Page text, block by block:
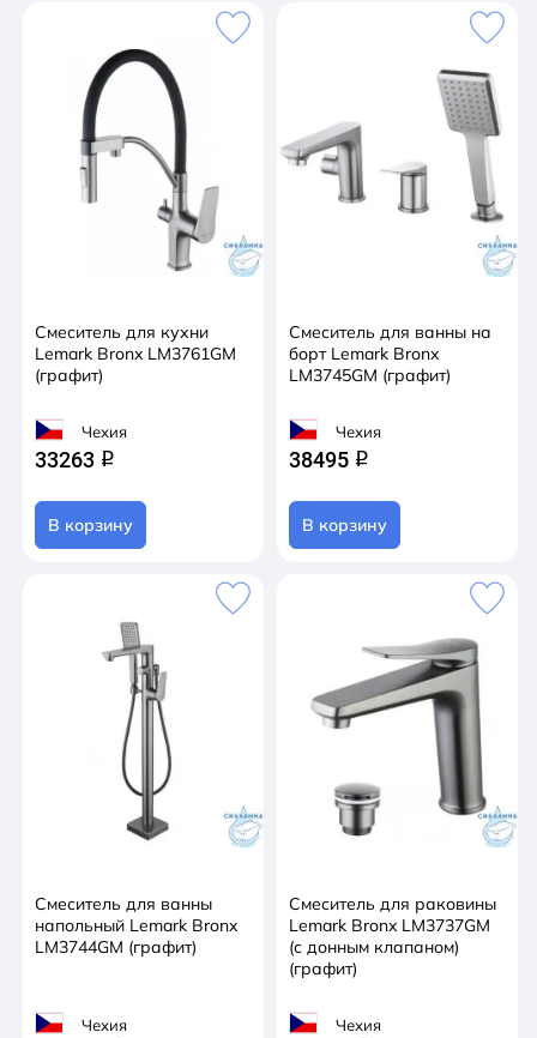
Смеситель для кухни
Lemark Bronx LM3761GM
(графит)
Чехия
33263 q
В корзину
Смеситель для ванны на
борт Lemark Bronx
LM3745GM (графит)
Чехия
38495 q
В корзину
Смеситель для ванны
напольный Lemark Bronx
LM3744GM (графит)
Чехия
Смеситель для раковины
Lemark Bronx LM3737GM
(с донным клапаном)
(графит)
Чехия